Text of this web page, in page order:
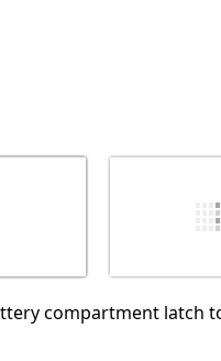
compartment latch